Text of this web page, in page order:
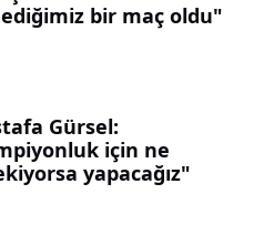
bir maç oldu"
Gürsel:
için ne
yapacağız"